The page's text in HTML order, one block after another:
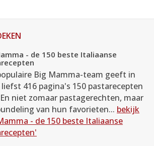
- de 150 beste Italiaanse
Big Mamma-team geeft in
416 pagina's 150 pastarecepten
niet zomaar pastagerechten, maar
van hun favorieten... bekijk
- de 150 beste Italiaanse